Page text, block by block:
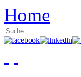
Home